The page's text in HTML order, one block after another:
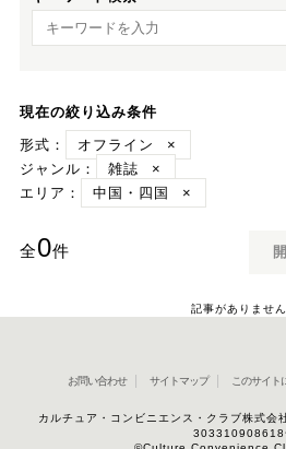
キーワード検索
現在の絞り込み条件
形式：
オフライン
×
ジャンル：
雑誌
×
エリア：
中国・四国 ×
全0件
記事がありません
お問い合わせ サイトマップ このサイト
カルチュア・コンビニエンス・クラブ株式
303310908618